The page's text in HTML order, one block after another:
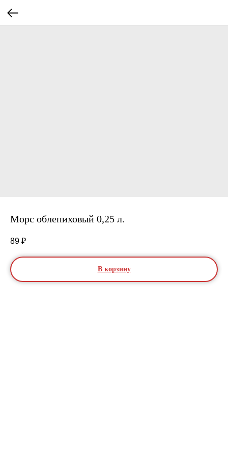
Морс облепиховый 0,25 л.
89 ₽
В корзину